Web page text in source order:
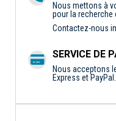
Nous mettons à
pour la
Contactez-nous
SERVICE DE
Nous acceptons
Express et PayPal.